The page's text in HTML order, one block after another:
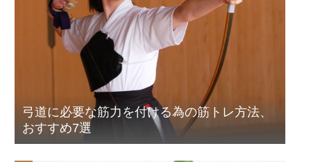
弓道に必要な筋力を付ける為の筋トレ方法、
おすすめ7選